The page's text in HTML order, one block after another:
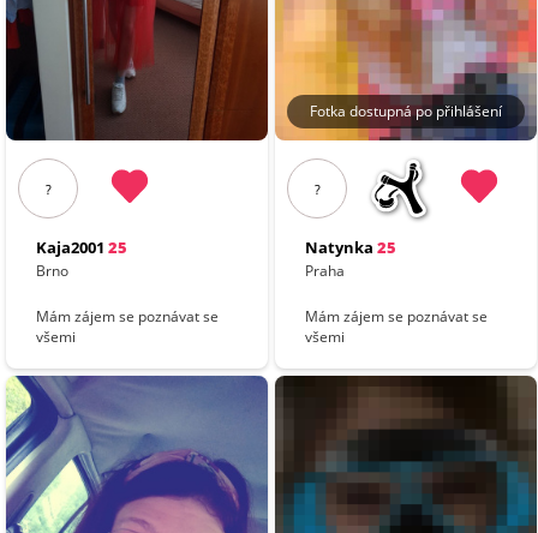
?
Kaja2001 25
Brno
Mám zájem se poznávat se
všemi
Fotka dostupná po přihlášení
?
Natynka 25
Praha
Mám zájem se poznávat se
všemi